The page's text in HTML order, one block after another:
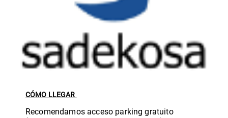
CÓMO LLEGAR
Recomendamos acceso parking gratuito